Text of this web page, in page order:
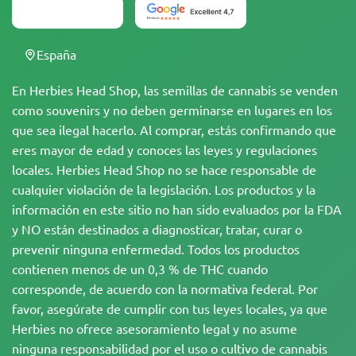
En Herbies Head Shop, las semillas de cannabis se venden
como souvenirs y no deben germinarse en lugares en los
que sea ilegal hacerlo. Al comprar, estás confirmando que
eres mayor de edad y conoces las leyes y regulaciones
locales. Herbies Head Shop no se hace responsable de
cualquier violación de la legislación. Los productos y la
información en este sitio no han sido evaluados por la FDA
y NO están destinados a diagnosticar, tratar, curar o
prevenir ninguna enfermedad. Todos los productos
contienen menos de un 0,3 % de THC cuando
corresponde, de acuerdo con la normativa federal. Por
favor, asegúrate de cumplir con tus leyes locales, ya que
Herbies no ofrece asesoramiento legal y no asume
ninguna responsabilidad por el uso o cultivo de cannabis
España